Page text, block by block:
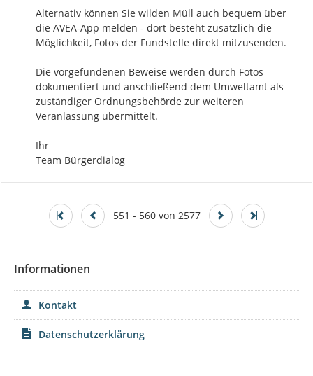
Alternativ können Sie wilden Müll auch bequem über
die AVEA-App melden - dort besteht zusätzlich die
Möglichkeit, Fotos der Fundstelle direkt mitzusenden.
Die vorgefundenen Beweise werden durch Fotos
dokumentiert und anschließend dem Umweltamt als
zuständiger Ordnungsbehörde zur weiteren
Veranlassung übermittelt.
Ihr
Team Bürgerdialog
551 - 560 von 2577
Informationen
Kontakt
Datenschutzerklärung